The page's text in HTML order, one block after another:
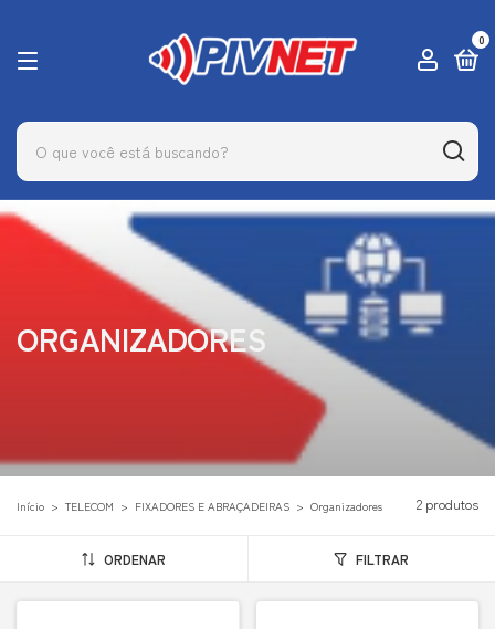
0
ORGANIZADORES
Início > TELECOM > FIXADORES E ABRAÇADEIRAS > Organizadores 2 produtos
ORDENAR FILTRAR